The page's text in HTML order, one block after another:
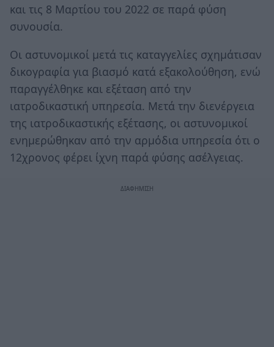
και τις 8 Μαρτίου του 2022 σε παρά φύση
συνουσία.
Οι αστυνομικοί μετά τις καταγγελίες σχημάτισαν
δικογραφία για βιασμό κατά εξακολούθηση, ενώ
παραγγέλθηκε και εξέταση από την
ιατροδικαστική υπηρεσία. Μετά την διενέργεια
της ιατροδικαστικής εξέτασης, οι αστυνομικοί
ενημερώθηκαν από την αρμόδια υπηρεσία ότι ο
12χρονος φέρει ίχνη παρά φύσης ασέλγειας.